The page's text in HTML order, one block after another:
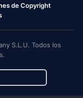
de Copyright
S.L.U. Todos los